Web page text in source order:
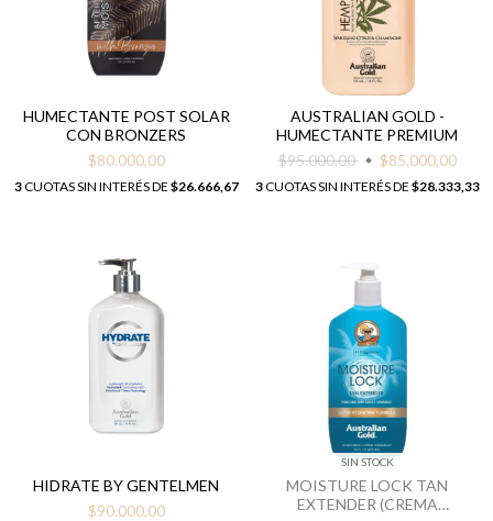
HUMECTANTE POST SOLAR
CON BRONZERS
$80.000,00
3CUOTAS SIN INTERÉS DE $26.666,67
AUSTRALIAN GOLD -
HUMECTANTE PREMIUM
$95.000,00
$85.000,00
3CUOTAS SIN INTERÉS DE $28.333,33
HIDRATE BY GENTELMEN
$90.000,00
SIN STOCK
MOISTURE LOCK TAN
EXTENDER (CREMA